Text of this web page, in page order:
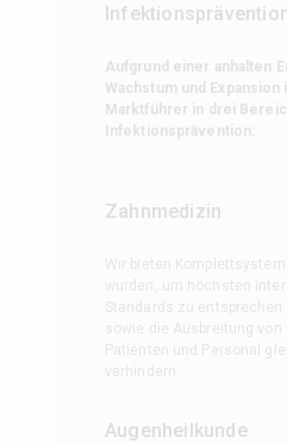
Aufgrund einer anhalten
Wachstum und Expansion
Marktführer in drei
Infektionsprävention:
Zahnmedizin
Augenheilkunde